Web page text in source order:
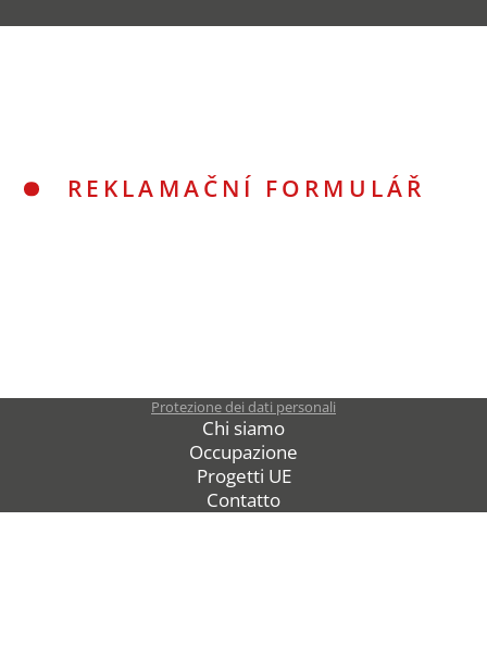
REKLAMAČNÍ FORMULÁŘ
Protezione dei dati personali
Chi siamo
Occupazione
Progetti UE
Contatto